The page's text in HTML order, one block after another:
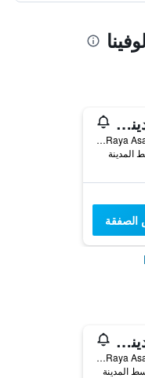
موندوك مودينج بلانتاشن نيتشر ريزورت
Jl. Raya Asah Gobleg, Banjar, إندونيسيا
موندوك مودينج بلانتاشن نيتشر ريزورت
Jl. Raya Asah Gobleg, Banjar, إندونيسيا